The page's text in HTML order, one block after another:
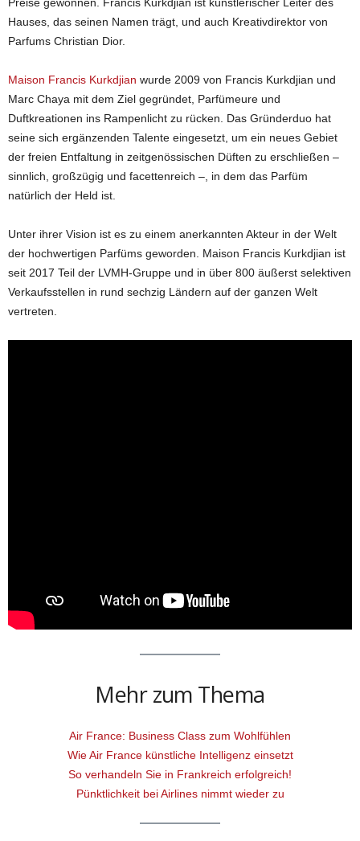
Hauses, das seinen Namen trägt, und auch Kreativdirektor von
Parfums Christian Dior.
Maison Francis Kurkdjian wurde 2009 von Francis Kurkdjian und
Marc Chaya mit dem Ziel gegründet, Parfümeure und
Duftkreationen ins Rampenlicht zu rücken. Das Gründerduo hat
seine sich ergänzenden Talente eingesetzt, um ein neues Gebiet
der freien Entfaltung in zeitgenössischen Düften zu erschließen –
sinnlich, großzügig und facettenreich –, in dem das Parfüm
natürlich der Held ist.
Unter ihrer Vision ist es zu einem anerkannten Akteur in der Welt
der hochwertigen Parfüms geworden. Maison Francis Kurkdjian ist
seit 2017 Teil der LVMH-Gruppe und in über 800 äußerst selektiven
Verkaufsstellen in rund sechzig Ländern auf der ganzen Welt
vertreten.
Mehr zum Thema
Air France: Business Class zum Wohlfühlen
Wie Air France künstliche Intelligenz einsetzt
So verhandeln Sie in Frankreich erfolgreich!
Pünktlichkeit bei Airlines nimmt wieder zu